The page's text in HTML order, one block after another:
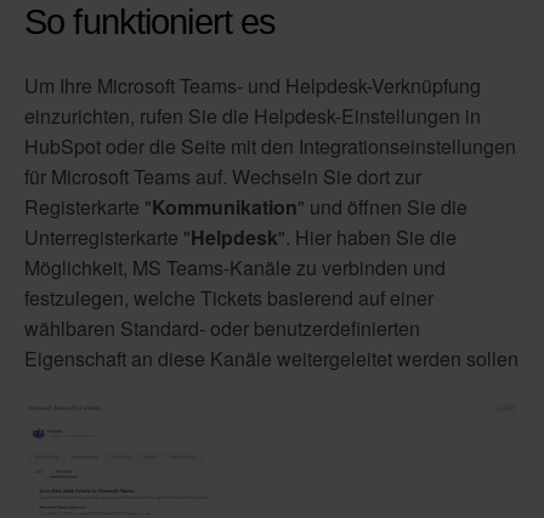
So funktioniert es
Um Ihre Microsoft Teams- und Helpdesk-Verknüpfung
einzurichten, rufen Sie die Helpdesk-Einstellungen in
HubSpot oder die Seite mit den Integrationseinstellungen
für Microsoft Teams auf. Wechseln Sie dort zur
Registerkarte "Kommunikation" und öffnen Sie die
Unterregisterkarte "Helpdesk". Hier haben Sie die
Möglichkeit, MS Teams-Kanäle zu verbinden und
festzulegen, welche Tickets basierend auf einer
wählbaren Standard- oder benutzerdefinierten
Eigenschaft an diese Kanäle weitergeleitet werden sollen